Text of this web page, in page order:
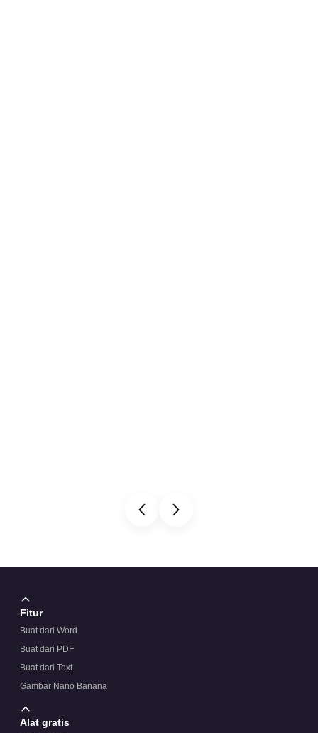
Fitur
Buat dari Word
Buat dari PDF
Buat dari Text
Gambar Nano Banana
Alat gratis